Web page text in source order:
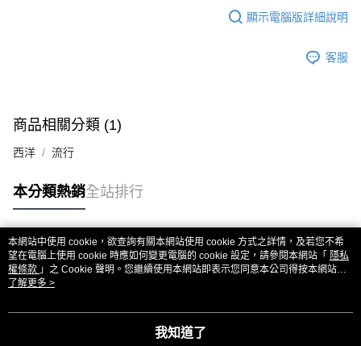
顯示電腦版詳細說明
客服
商品相關分類 (1)
西洋 流行
本分類熱銷全站排行
熱門標籤
本網站中使用 cookie，欲查詢有關本網站使用 cookie 方式之詳情，及若您不希
望在電腦上使用 cookie 時應如何變更電腦的 cookie 設定，請參閱本網站「 隱私
權條款 」之 Cookie 聲明。您繼續使用本網站即表示您同意本公司得按本網站使
用條款之 Cookie 聲明使用 cookie。
了解更多 >
我知道了